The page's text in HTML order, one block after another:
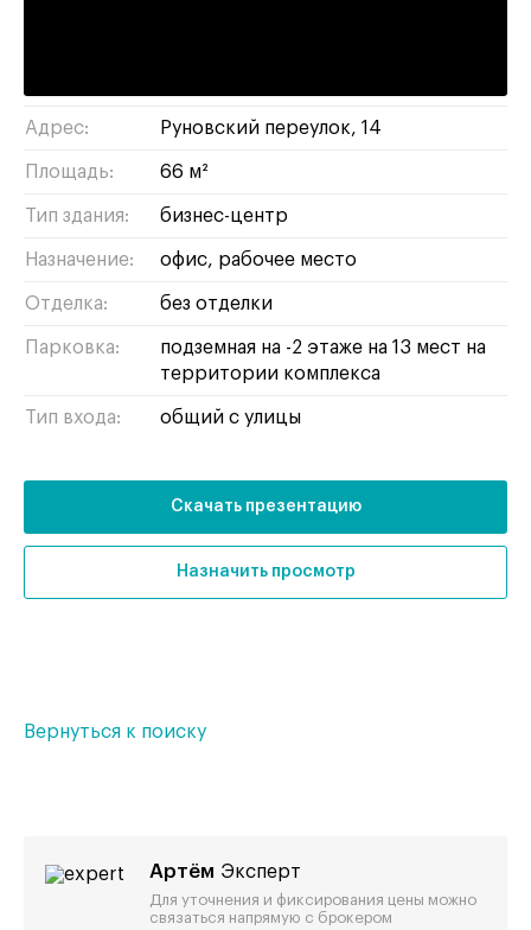
Адрес: Руновский переулок, 14
Площадь: 66 м²
Тип здания: бизнес-центр
Назначение: офис рабочее место
Отделка: без отделки
Парковка:
подземная на -2 этаже на 13 мест на
территории комплекса
Тип входа: общий с улицы
Скачать презентацию
Назначить просмотр
Вернуться к поиску
Артём Эксперт
Для уточнения и фиксирования цены можно
связаться напрямую с брокером